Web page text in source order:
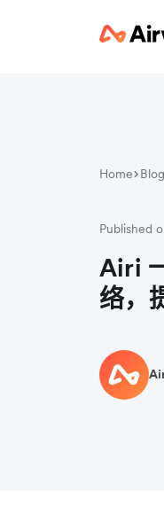
Home Blog
Published
Airi
络，